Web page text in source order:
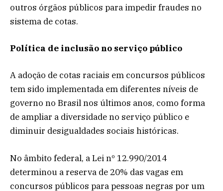
outros órgãos públicos para impedir fraudes no
sistema de cotas.
Política de inclusão no serviço público
A adoção de cotas raciais em concursos públicos
tem sido implementada em diferentes níveis de
governo no Brasil nos últimos anos, como forma
de ampliar a diversidade no serviço público e
diminuir desigualdades sociais históricas.
No âmbito federal, a Lei nº 12.990/2014
determinou a reserva de 20% das vagas em
concursos públicos para pessoas negras por um